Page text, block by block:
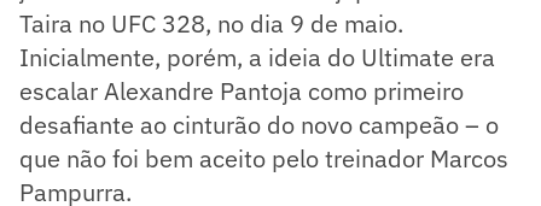
Taira no UFC 328, no dia 9 de maio.
Inicialmente, porém, a ideia do Ultimate era
escalar Alexandre Pantoja como primeiro
desafiante ao cinturão do novo campeão – o
que não foi bem aceito pelo treinador Marcos
Pampurra.